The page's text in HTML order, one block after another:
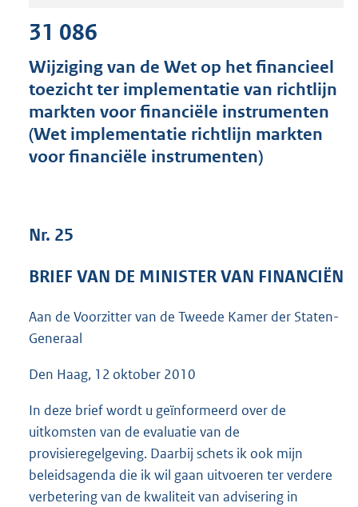
s
g
r
o
o
t
b
31 086
Wijziging van de Wet op het financieel
toezicht ter implementatie van richtlijn
markten voor financiële instrumenten
(Wet implementatie richtlijn markten
voor financiële instrumenten)
Nr. 25
BRIEF VAN DE MINISTER VAN FINANCIËN
Aan de Voorzitter van de Tweede Kamer der Staten-
Generaal
Den Haag, 12 oktober 2010
In deze brief wordt u geïnformeerd over de
uitkomsten van de evaluatie van de
provisieregelgeving. Daarbij schets ik ook mijn
beleidsagenda die ik wil gaan uitvoeren ter verdere
verbetering van de kwaliteit van advisering in